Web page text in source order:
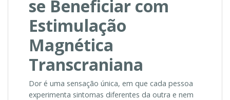
se Beneficiar com
Estimulação
Magnética
Transcraniana
Dor é uma sensação única, em que cada pessoa
experimenta sintomas diferentes da outra e nem